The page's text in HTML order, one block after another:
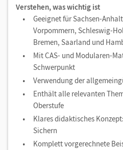
Verstehen, was wichtig ist
Geeignet für Sachsen-
Vorpommern, Schleswig-
Bremen, Saarland und
Mit CAS- und Modularen-
Schwerpunkt
Verwendung der
Enthält alle relevanten
Oberstufe
Klares didaktisches
Sichern
Komplett vorgerechnete